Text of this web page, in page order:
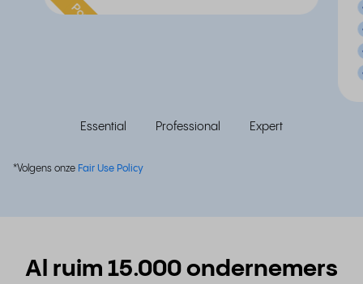
Populair
Essential Professional Expert
*Volgens onze Fair Use Policy
Al ruim 15.000 ondernemers